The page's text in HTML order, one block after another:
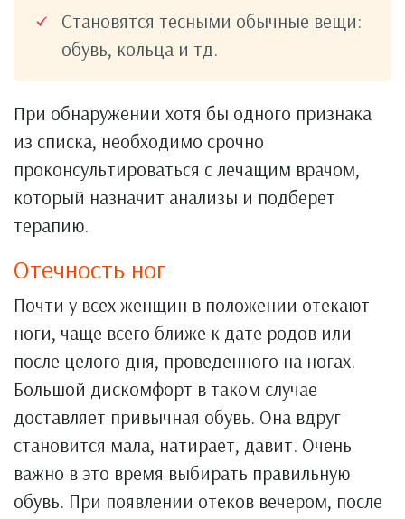
Становятся тесными обычные вещи:
обувь, кольца и тд.
При обнаружении хотя бы одного признака
из списка, необходимо срочно
проконсультироваться с лечащим врачом,
который назначит анализы и подберет
терапию.
Отечность ног
Почти у всех женщин в положении отекают
ноги, чаще всего ближе к дате родов или
после целого дня, проведенного на ногах.
Большой дискомфорт в таком случае
доставляет привычная обувь. Она вдруг
становится мала, натирает, давит. Очень
важно в это время выбирать правильную
обувь. При появлении отеков вечером, после